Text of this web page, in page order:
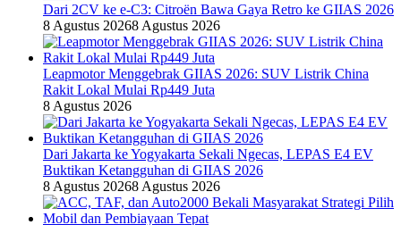
Dari 2CV ke e-C3: Citroën Bawa Gaya Retro ke GIIAS 2026
8 Agustus 20268 Agustus 2026
Leapmotor Menggebrak GIIAS 2026: SUV Listrik China
Rakit Lokal Mulai Rp449 Juta
8 Agustus 2026
Dari Jakarta ke Yogyakarta Sekali Ngecas, LEPAS E4 EV
Buktikan Ketangguhan di GIIAS 2026
8 Agustus 20268 Agustus 2026